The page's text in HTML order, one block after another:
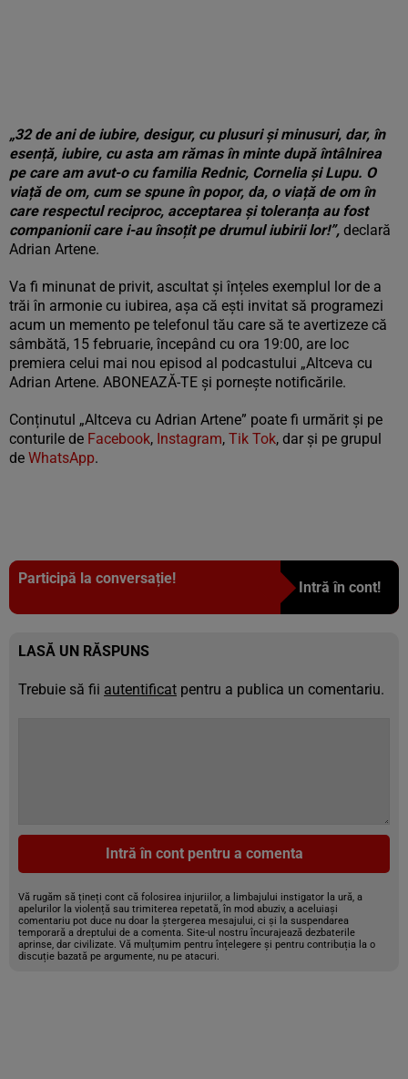
„32 de ani de iubire, desigur, cu plusuri și minusuri, dar, în
esență, iubire, cu asta am rămas în minte după întâlnirea
pe care am avut-o cu familia Rednic, Cornelia și Lupu. O
viață de om, cum se spune în popor, da, o viață de om în
care respectul reciproc, acceptarea și toleranța au fost
companionii care i-au însoțit pe drumul iubirii lor!”, declară
Adrian Artene.
Va fi minunat de privit, ascultat și înțeles exemplul lor de a
trăi în armonie cu iubirea, așa că ești invitat să programezi
acum un memento pe telefonul tău care să te avertizeze că
sâmbătă, 15 februarie, începând cu ora 19:00, are loc
premiera celui mai nou episod al podcastului „Altceva cu
Adrian Artene. ABONEAZĂ-TE și pornește notificările.
Conținutul „Altceva cu Adrian Artene” poate fi urmărit și pe
conturile de Facebook, Instagram, Tik Tok, dar și pe grupul
de WhatsApp.
Participă la conversație!
Intră în cont!
LASĂ UN RĂSPUNS
Trebuie să fii autentificat pentru a publica un comentariu.
Intră în cont pentru a comenta
Vă rugăm să țineți cont că folosirea injuriilor, a limbajului instigator la ură, a
apelurilor la violență sau trimiterea repetată, în mod abuziv, a aceluiași
comentariu pot duce nu doar la ștergerea mesajului, ci și la suspendarea
temporară a dreptului de a comenta. Site-ul nostru încurajează dezbaterile
aprinse, dar civilizate. Vă mulțumim pentru înțelegere și pentru contribuția la o
discuție bazată pe argumente, nu pe atacuri.